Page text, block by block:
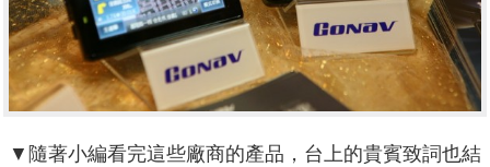
▼隨著小編看完這些廠商的產品，台上的貴賓致詞也結